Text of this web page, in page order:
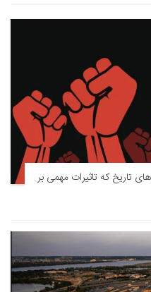
تاریخ که تاثیرات مهمی بر